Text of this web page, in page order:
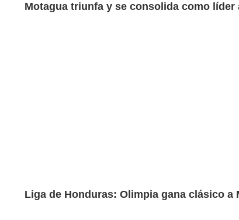
Motagua triunfa y se consolida como
Liga de Honduras: Olimpia gana clásico